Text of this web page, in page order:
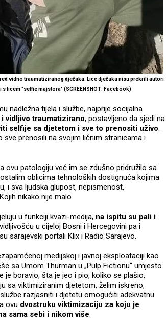
vidno traumatiziranog dječaka. Lice dječaka nisu prekrili autori
licem "selfie majstora" (SCREENSHOT: Facebook)
nadležna tijela i službe, najprije socijalna
vidljivo traumatizirano, postavljeno da sjedi na
selfije sa djetetom i sve to prenositi uživo.
prenosili na svojim ličnim stranicama i
ovu patologiju već im se zdušno pridružilo sa
oblicima tehnoloških dostignuća kojima
i sva ljudska glupost, nepismenost,
nikako nije malo.
u funkciji kvazi-medija, na ispitu su pali i
u cijeloj Bosni i Hercegovini pa i
sarajevski portali Klix i Radio Sarajevo.
medijskoj i javnoj eksploataciji kao
sa Umom Thurman u „Pulp Fictionu“ umjesto
je boravio, šta je jeo i pio, koliko se plašio,
sa viktimiziranim djetetom, želim iskreno,
razjasniti i djetetu omogućiti adekvatnu
ovu dvostruku viktimizaciju za koju je
sama sebi i nikom više.